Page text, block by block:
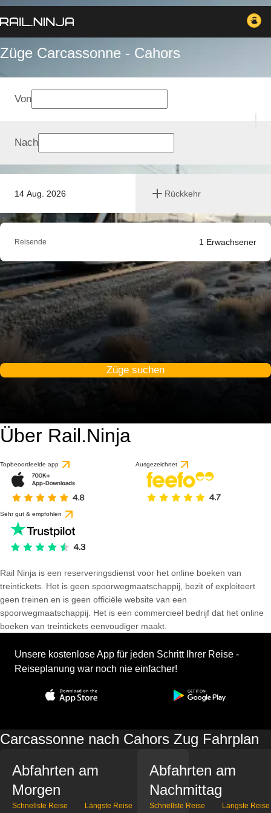
Züge Carcassonne - Cahors
14 Aug. 2026 Rückkehr
Von
Nach
Reisende 1 Erwachsener
Züge suchen
Über Rail.Ninja
Topbeoordeelde app Ausgezeichnet
Sehr gut & empfohlen
Rail Ninja is een reserveringsdienst voor het online boeken van
treintickets. Het is geen spoorwegmaatschappij, bezit of exploiteert
geen treinen en is geen officiële website van een
spoorwegmaatschappij. Het is een commercieel bedrijf dat het online
boeken van treintickets eenvoudiger maakt.
Unsere kostenlose App für jeden Schritt Ihrer Reise -
Reiseplanung war noch nie einfacher!
Carcassonne nach Cahors Zug Fahrplan
Abfahrten am
Morgen
Schnellste Reise Längste Reise
Abfahrten am
Nachmittag
Schnellste Reise Längste Reise